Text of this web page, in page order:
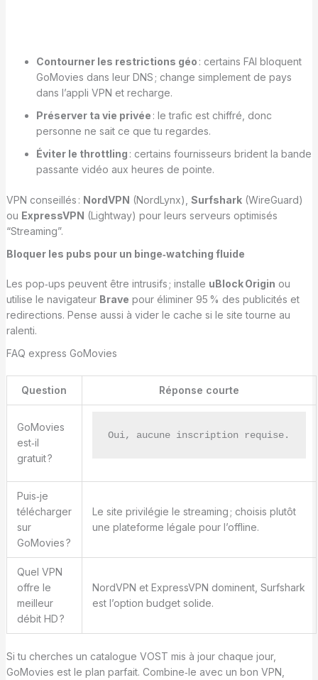
Contourner les restrictions géo : certains FAI bloquent
GoMovies dans leur DNS ; change simplement de pays
dans l’appli VPN et recharge.
Préserver ta vie privée : le trafic est chiffré, donc
personne ne sait ce que tu regardes.
Éviter le throttling : certains fournisseurs brident la bande
passante vidéo aux heures de pointe.
VPN conseillés : NordVPN (NordLynx), Surfshark(WireGuard)
ou ExpressVPN (Lightway) pour leurs serveurs optimisés
“Streaming”.
Bloquer les pubs pour un binge‑watching fluide
Les pop‑ups peuvent être intrusifs ; installe uBlock Origin ou
utilise le navigateur Brave pour éliminer 95 % des publicités et
redirections. Pense aussi à vider le cache si le site tourne au
ralenti.
FAQ express GoMovies
Question Réponse courte
GoMovies
est‑il
gratuit ?
Oui, aucune inscription requise.
Puis‑je
télécharger
sur
GoMovies ?
Le site privilégie le streaming ; choisis plutôt
une plateforme légale pour l’offline.
Quel VPN
offre le
meilleur
débit HD ?
NordVPN et ExpressVPN dominent, Surfshark
est l’option budget solide.
Si tu cherches un catalogue VOST mis à jour chaque jour,
GoMovies est le plan parfait. Combine‑le avec un bon VPN,